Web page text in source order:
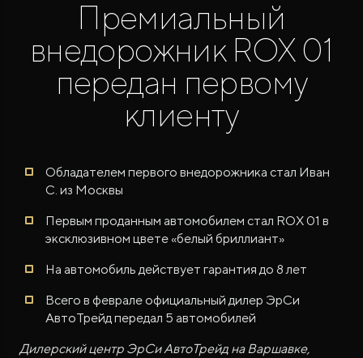
от 9 300 000 ₽*
Премиальный
внедорожник ROX 01
передан первому
клиенту
Обладателем первого внедорожника стал Иван
С. из Москвы
Первым проданным автомобилем стал ROX 01 в
эксклюзивном цвете «белый бриллиант»
На автомобиль действует гарантия до 8 лет
Всего в феврале официальный дилер ЭрСи
АвтоТрейд передал 5 автомобилей
Дилерский центр ЭрСи АвтоТрейд на Варшавке,